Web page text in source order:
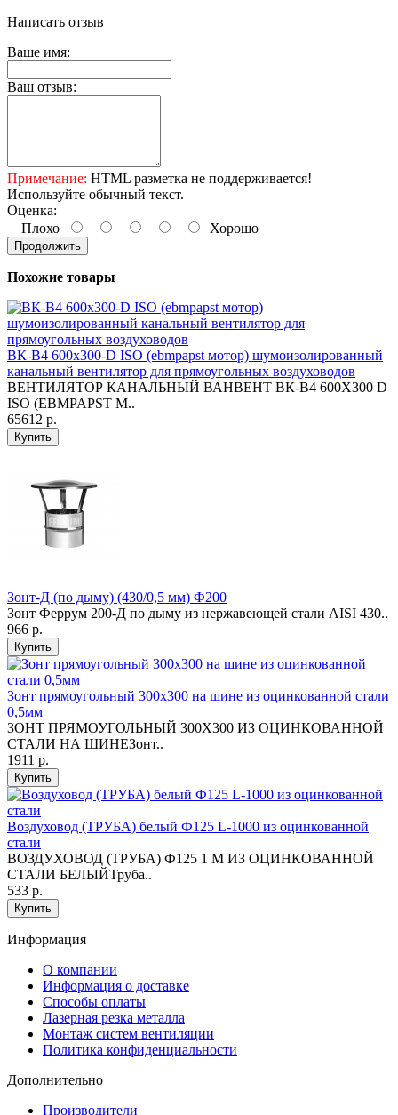
Написать отзыв
Ваше имя:
Ваш отзыв:
Примечание: HTML разметка не поддерживается!
Используйте обычный текст.
Оценка:
Плохо
Хорошо
Продолжить
Похожие товары
ВК-В4 600х300-D ISO (ebmpapst мотор) шумоизолированный
канальный вентилятор для прямоугольных воздуховодов
ВЕНТИЛЯТОР КАНАЛЬНЫЙ ВАНВЕНТ ВК-В4 600Х300 D
ISO (EBMPAPST М..
65612 р.
Купить
Зонт-Д (по дыму) (430/0,5 мм) Ф200
Зонт Феррум 200-Д по дыму из нержавеющей стали AISI 430..
966 р.
Купить
Зонт прямоугольный 300х300 на шине из оцинкованной стали
0,5мм
ЗОНТ ПРЯМОУГОЛЬНЫЙ 300Х300 ИЗ ОЦИНКОВАННОЙ
СТАЛИ НА ШИНЕЗонт..
1911 р.
Купить
Воздуховод (ТРУБА) белый Ф125 L-1000 из оцинкованной
стали
ВОЗДУХОВОД (ТРУБА) Ф125 1 М ИЗ ОЦИНКОВАННОЙ
СТАЛИ БЕЛЫЙТруба..
533 р.
Купить
Информация
O компании
Информация о доставке
Способы оплаты
Лазерная резка металла
Монтаж систем вентиляции
Политика конфиденциальности
Дополнительно
Производители